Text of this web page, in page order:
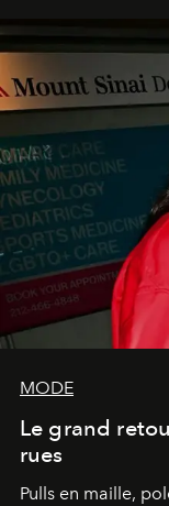
MODE
Le grand
rues
Pulls en maille,